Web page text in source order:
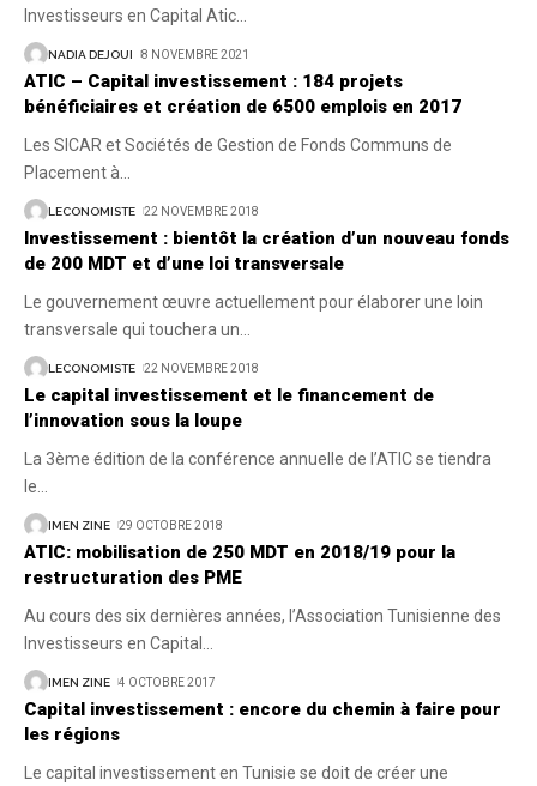
Investisseurs en Capital Atic…
NADIA DEJOUI 8 NOVEMBRE 2021
ATIC – Capital investissement : 184 projets
bénéficiaires et création de 6500 emplois en 2017
Les SICAR et Sociétés de Gestion de Fonds Communs de
Placement à…
LECONOMISTE 22 NOVEMBRE 2018
Investissement : bientôt la création d’un nouveau fonds
de 200 MDT et d’une loi transversale
Le gouvernement œuvre actuellement pour élaborer une loin
transversale qui touchera un…
LECONOMISTE 22 NOVEMBRE 2018
Le capital investissement et le financement de
l’innovation sous la loupe
La 3ème édition de la conférence annuelle de l’ATIC se tiendra
le…
IMEN ZINE 29 OCTOBRE 2018
ATIC: mobilisation de 250 MDT en 2018/19 pour la
restructuration des PME
Au cours des six dernières années, l’Association Tunisienne des
Investisseurs en Capital …
IMEN ZINE 4 OCTOBRE 2017
Capital investissement : encore du chemin à faire pour
les régions
Le capital investissement en Tunisie se doit de créer une